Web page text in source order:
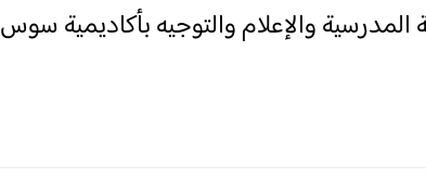
والإعلام والتوجيه بأكاديمية سوس